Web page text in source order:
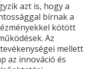
azt is, hogy a
bírnak a
kötött
Az
mellett
az innováció és